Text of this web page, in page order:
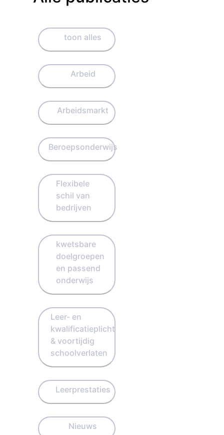
toon alles
Arbeid
Arbeidsmarkt
Beroepsonderwijs
Flexibele
schil van
bedrijven
kwetsbare
doelgroepen
en passend
onderwijs
Leer- en
kwalificatieplicht
& voortijdig
schoolverlaten
Leerprestaties
Nieuws